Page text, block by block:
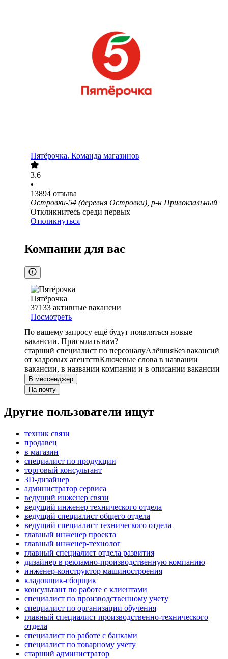
Пятёрочка. Команда магазинов
3.6
•
13894 отзыва
Островки-54 (деревня Островки), р-н Привокзальный
Откликнитесь среди первых
Откликнуться
Компании для вас
Пятёрочка
37133 активные вакансии
Посмотреть
По вашему запросу ещё будут появляться новые
вакансии. Присылать вам?
старший специалист по персоналуАлёшняБез вакансий
от кадровых агентствКлючевые слова в названии
вакансии, в названии компании и в описании вакансии
В мессенджер
На почту
Другие пользователи ищут
техник связи
продавец
в магазин
специалист по продукции
торговый консультант
3D-дизайнер
администратор сервиса
ведущий инженер связи
ведущий инженер технического отдела
ведущий специалист общего отдела
ведущий специалист технического отдела
главный инженер проекта
главный инженер-технолог
главный специалист отдела развития
дизайнер в рекламно-производственную компанию
инженер-конструктор машиностроения
кладовщик-сборщик
консультант по работе с клиентами
специалист по производственному учету
специалист по организации обучения
главный специалист производственно-технического
отдела
специалист по работе с банками
специалист по товарному учету
старший администратор